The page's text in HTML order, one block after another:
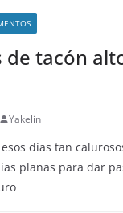
de tacón
Yakelin
días tan
planas para dar